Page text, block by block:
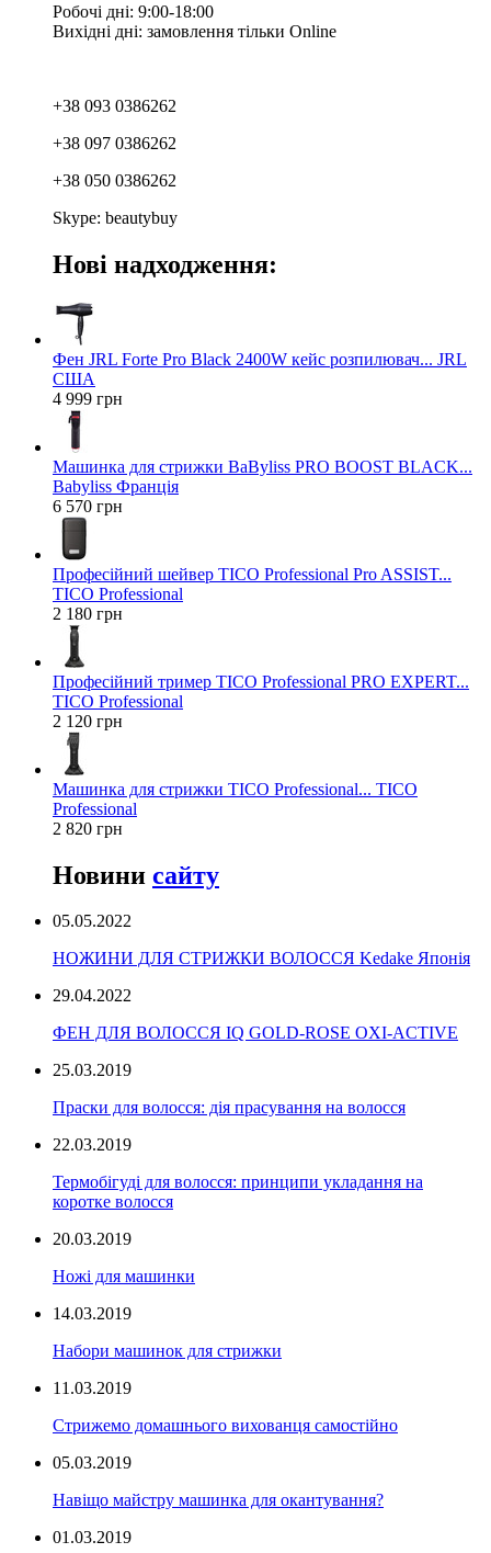
Робочі дні: 9:00-18:00
Вихідні дні: замовлення тільки Online
+38 093 0386262
+38 097 0386262
+38 050 0386262
Skype: beautybuy
Нові надходження:
Фен JRL Forte Pro Black 2400W кейс розпилювач... JRL
США
4 999 грн
Машинка для стрижки BaByliss PRO BOOST BLACK...
Babyliss Франція
6 570 грн
Професійний шейвер TICO Professional Pro ASSIST...
TICO Professional
2 180 грн
Професійний тример TICO Professional PRO EXPERT...
TICO Professional
2 120 грн
Машинка для стрижки TICO Professional... TICO
Professional
2 820 грн
Новини сайту
05.05.2022
НОЖИНИ ДЛЯ СТРИЖКИ ВОЛОССЯ Kedake Японія
29.04.2022
ФЕН ДЛЯ ВОЛОССЯ IQ GOLD-ROSE OXI-ACTIVE
25.03.2019
Праски для волосся: дія прасування на волосся
22.03.2019
Термобігуді для волосся: принципи укладання на
коротке волосся
20.03.2019
Ножі для машинки
14.03.2019
Набори машинок для стрижки
11.03.2019
Стрижемо домашнього вихованця самостійно
05.03.2019
Навіщо майстру машинка для окантування?
01.03.2019